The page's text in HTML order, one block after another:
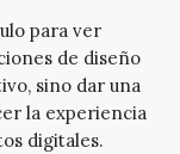
para ver
de diseño
sino dar una
la experiencia
digitales.